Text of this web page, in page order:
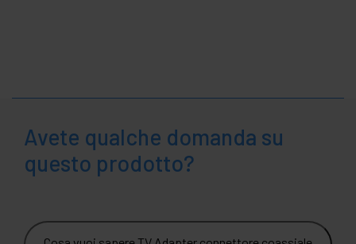
Avete qualche domanda su
questo prodotto?